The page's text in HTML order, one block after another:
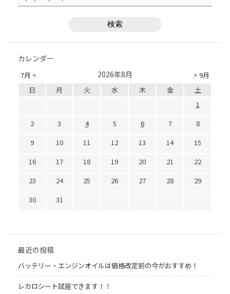
カレンダー
7月 < > 9月
2026年8月
日 月 火 水 木 金
土
1
2
3 4 5 6 7
8
9
10 11 12 13 14
15
16
17 18 19 20 21
22
23
24 25 26 27 28
29
30
31
最近の投稿
バッテリー・エンジンオイルは価格改定前の今がおすすめ！
レカロシート試座できます！！